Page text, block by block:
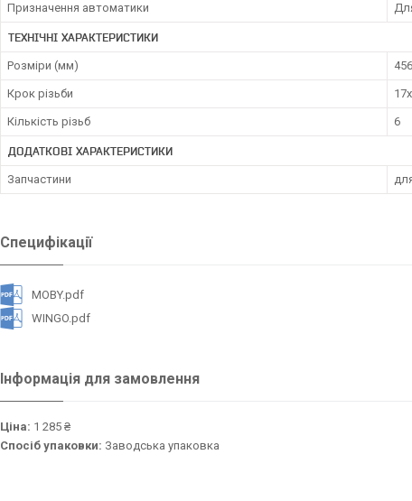
Призначення автоматики
ТЕХНІЧНІ ХАРАКТЕРИСТИКИ
Розміри (мм)
Крок різьби
Кількість різьб 6
ДОДАТКОВІ ХАРАКТЕРИСТИКИ
Запчастини
Специфікації
MOBY.pdf
WINGO.pdf
Інформація для замовлення
Ціна: 1 285 ₴
Спосіб упаковки: Заводська упаковка